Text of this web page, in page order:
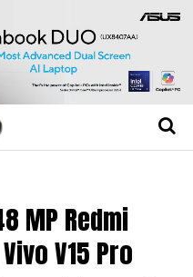
MP Redmi
V15 Pro